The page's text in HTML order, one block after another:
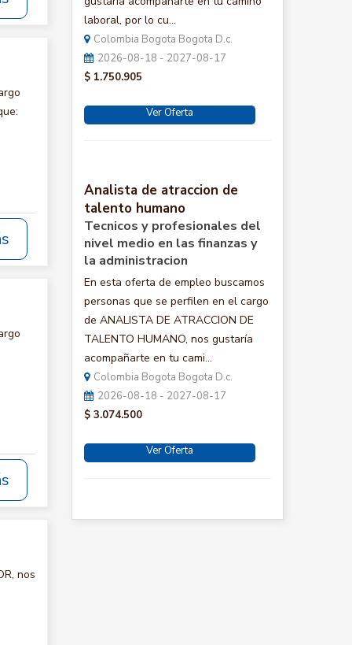
nos
laboral, por lo cu...
Colombia Bogota Bogota D.c.
2026-08-18 - 2027-08-17
$ 1.750.905
Ver Oferta
Analista de atraccion de
talento humano
Tecnicos y profesionales del
nivel medio en las finanzas y
la administracion
En esta oferta de empleo buscamos
personas que se perfilen en el cargo
de ANALISTA DE ATRACCION DE
TALENTO HUMANO, nos gustaría
acompañarte en tu cami...
Colombia Bogota Bogota D.c.
2026-08-18 - 2027-08-17
$ 3.074.500
Ver Oferta